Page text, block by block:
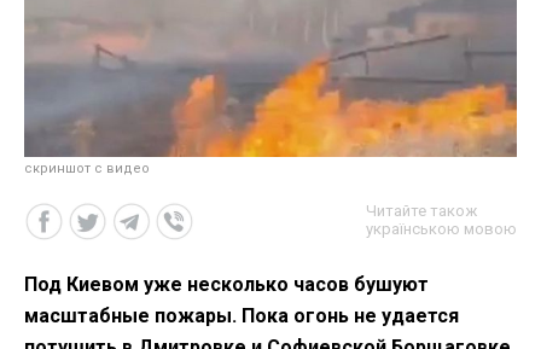
скриншот с видео
Читайте також
українською мовою
Под Киевом уже несколько часов бушуют
масштабные пожары. Пока огонь не удается